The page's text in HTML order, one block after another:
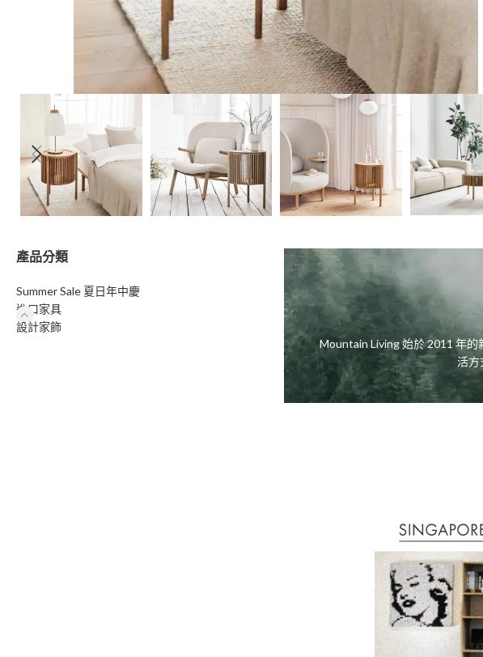
產品分類
Summer Sale 夏日年中慶
進口家具
設計家飾
Mountain Living 始於 2011 年
活方